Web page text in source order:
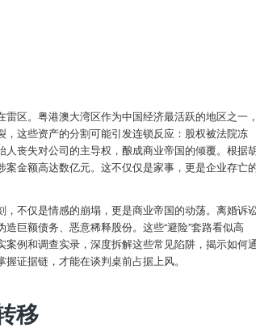
区。粤港澳大湾区作为中国经济最活跃的地区之一，
这些资产的分割可能引发连锁反应：股权被法院冻
丧失对公司的主导权，酿成商业帝国的倾覆。根据
金额高达数亿元。这不仅仅是家事，更是企业存亡
不仅是情感的崩塌，更是商业帝国的动荡。离婚诉
巨额债务、恶意稀释股份。这些“避险”套路看似高
例和调查实录，深度拆解这些常见陷阱，揭示如何
证据链，才能在谈判桌前占据上风。
移